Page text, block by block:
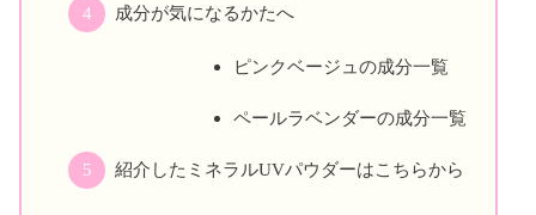
成分が気になるかたへ
ピンクベージュの成分一覧
ペールラベンダーの成分一覧
紹介したミネラルUVパウダーはこちらから